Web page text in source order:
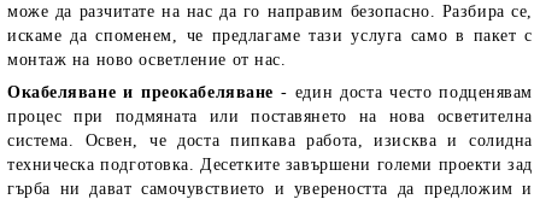
може да разчитате на нас да го направим безопасно. Разбира се,
искаме да споменем, че предлагаме тази услуга само в пакет с
монтаж на ново осветление от нас.
Окабеляване и преокабеляване - един доста често подценявам
процес при подмяната или поставянето на нова осветителна
система. Освен, че доста пипкава работа, изисква и солидна
техническа подготовка. Десетките завършени големи проекти зад
гърба ни дават самочувствието и увереността да предложим и